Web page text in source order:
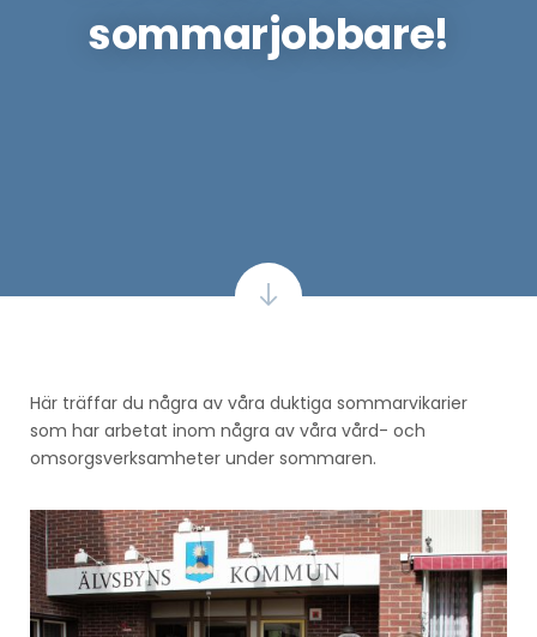
sommarjobbare!
Här träffar du några av våra duktiga sommarvikarier
som har arbetat inom några av våra vård- och
omsorgsverksamheter under sommaren.